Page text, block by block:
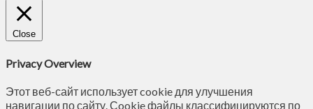
Close
Privacy Overview
Этот веб-сайт использует cookie для улучшения
навигации по сайту. Сookie файлы классифицируются по